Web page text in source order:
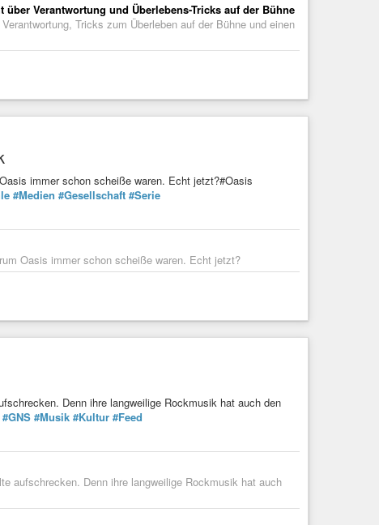
Verantwortung und Überlebens-Tricks auf der Bühne
Tricks zum Überleben auf der Bühne und einen
immer schon scheiße waren. Echt jetzt?#Oasis
#Medien #Gesellschaft #Serie
Oasis immer schon scheiße waren. Echt jetzt?
Denn ihre langweilige Rockmusik hat auch den
#GNS #Musik #Kultur #Feed
aufschrecken. Denn ihre langweilige Rockmusik hat auch